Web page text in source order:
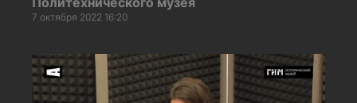
7 октября 2022 16:20